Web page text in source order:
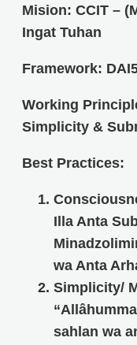
Mision: CCIT –
Ingat Tuhan
Framework:
Working
Simplicity &
Best Practices:
Illa Anta
wa Anta
Simplicity/
sahlan wa